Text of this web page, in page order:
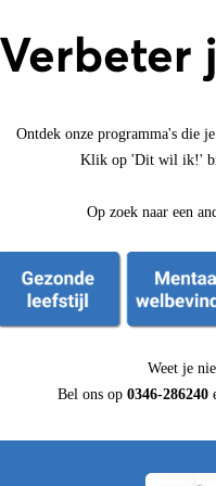
Verbeter
Ontdek onze programma's die
Klik op 'Dit wil ik!' bij
Op zoek naar een
Weet je
Bel ons op0346-286240